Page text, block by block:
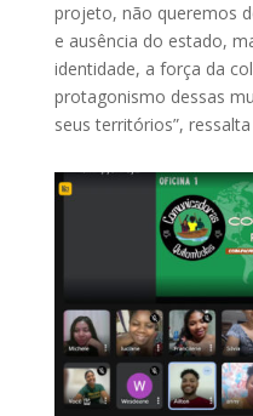
projeto, não queremos
e ausência do estado,
identidade, a força da
protagonismo dessas
seus territórios”,